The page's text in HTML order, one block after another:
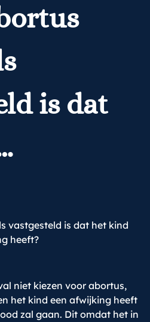
is dat
vastgesteld is dat het kind
heeft?
niet kiezen voor abortus,
het kind een afwijking heeft
zal gaan. Dit omdat het in